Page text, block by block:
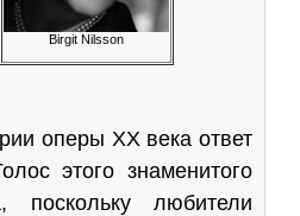
Birgit Nilsson
оперы XX века ответ
этого знаменитого
любители